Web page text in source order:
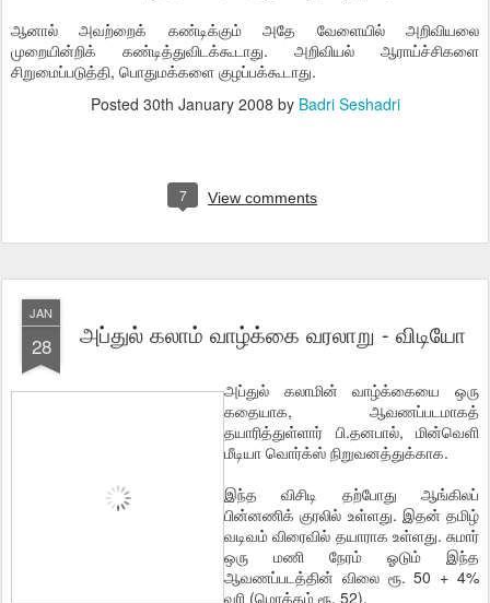
ஆனால் அவற்றைக் கண்டிக்கும் அதே வேளையில் அறிவியலை
முறையின்றிக் கண்டித்துவிடக்கூடாது. அறிவியல் ஆராய்ச்சிகளை
சிறுமைப்படுத்தி, பொதுமக்களை குழப்பக்கூடாது.
Posted 30th January 2008 by Badri Seshadri
7 View comments
JAN
28 அப்துல் கலாம் வாழ்க்கை வரலாறு - விடியோ
அப்துல் கலாமின் வாழ்க்கையை ஒரு
கதையாக, ஆவணப்படமாகத்
தயாரித்துள்ளார் பி.தனபால், மின்வெளி
மீடியா வொர்க்ஸ் நிறுவனத்துக்காக.
இந்த விசிடி தற்போது ஆங்கிலப்
பின்னணிக் குரலில் உள்ளது. இதன் தமிழ்
வடிவம் விரைவில் தயாராக உள்ளது. சுமார்
ஒரு மணி நேரம் ஓடும் இந்த
ஆவணப்படத்தின் விலை ரூ. 50 + 4%
வரி (மொத்தம் ரூ. 52).